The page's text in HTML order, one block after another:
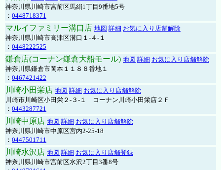
神奈川県川崎市宮前区馬絹1丁目9番地5号
： 0448718371
マルイファミリー溝口店 地図 詳細 お気に入り店舗解除
神奈川県川崎市高津区溝口１-４-１
： 0448222525
鎌倉店(コーナン鎌倉大船モール) 地図 詳細 お気に入り店舗解除
神奈川県鎌倉市岡本１１８８番地１
： 0467421422
川崎小田栄店 地図 詳細 お気に入り店舗解除
川崎市川崎区小田栄２‐３‐１ コーナン川崎小田栄店２Ｆ
： 0443287721
川崎中原店 地図 詳細 お気に入り店舗解除
神奈川県川崎市中原区宮内2-25-18
： 0447501711
川崎水沢店 地図 詳細 お気に入り店舗登録
神奈川県川崎市宮前区水沢2丁目3番8号